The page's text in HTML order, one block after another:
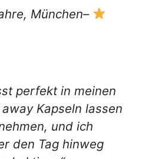
München–
perfekt in meinen
Kapseln lassen
und ich
den Tag hinweg